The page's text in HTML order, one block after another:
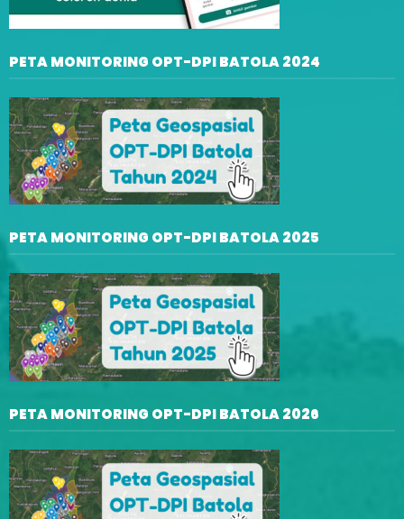
PETA MONITORING OPT-DPI BATOLA 2024
PETA MONITORING OPT-DPI BATOLA 2025
PETA MONITORING OPT-DPI BATOLA 2026